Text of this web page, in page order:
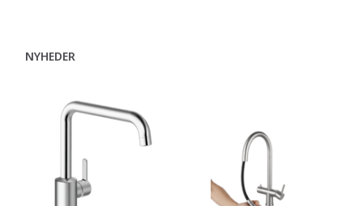
NYHEDER